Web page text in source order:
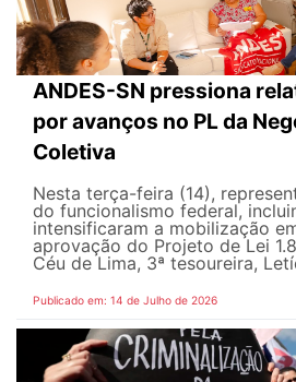
ANDES-SN pressiona
por avanços no PL da
Coletiva
Nesta terça-feira (14),
do funcionalismo federal,
intensificaram a mobilização
aprovação do Projeto de Lei
Céu de Lima, 3ª tesoureira,
Publicado em: 14 de Julho de 2026